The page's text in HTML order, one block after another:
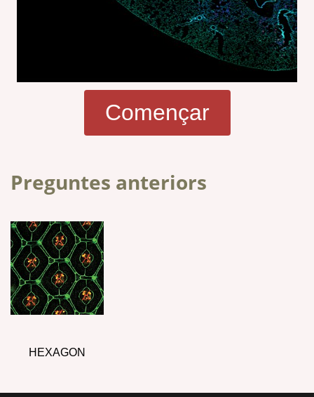
Començar
Preguntes anteriors
HEXAGON